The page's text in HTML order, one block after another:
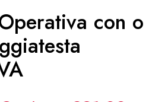
con o